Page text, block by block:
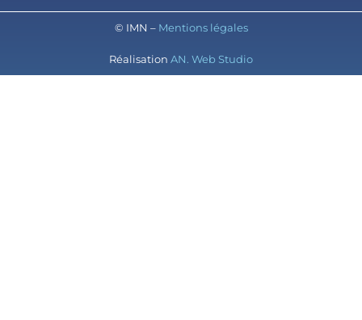
© IMN – Mentions légales
Réalisation AN. Web Studio